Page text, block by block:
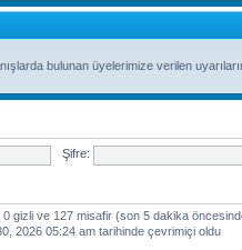
bulunan üyelerimize verilen
Şifre:
0 gizli ve 127 misafir (son 5 dakika
2026 05:24 am tarihinde çevrimiçi oldu